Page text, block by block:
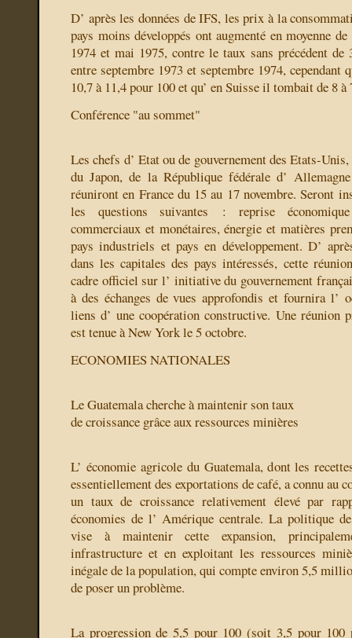
D’ après les données de IFS, les prix à la
pays moins développés ont augmenté en moyenne
1974 et mai 1975, contre le taux sans précédent de
entre septembre 1973 et septembre 1974, cependant
10,7 à 11,4 pour 100 et qu’ en Suisse il tombait de 8 à
Conférence "au sommet"
Les chefs d’ Etat ou de gouvernement des Etats-
du Japon, de la République fédérale d’
réuniront en France du 15 au 17 novembre. Seront
les questions suivantes : reprise
commerciaux et monétaires, énergie et matières
pays industriels et pays en développement. D’
dans les capitales des pays intéressés, cette
cadre officiel sur l’ initiative du gouvernement
à des échanges de vues approfondis et fournira l’
liens d’ une coopération constructive. Une réunion
est tenue à New York le 5 octobre.
ECONOMIES NATIONALES
Le Guatemala cherche à maintenir son taux
de croissance grâce aux ressources minières
L’ économie agricole du Guatemala, dont les
essentiellement des exportations de café, a connu au
un taux de croissance relativement élevé par
économies de l’ Amérique centrale. La politique
vise à maintenir cette expansion,
infrastructure et en exploitant les ressources
inégale de la population, qui compte environ 5,5
de poser un problème.
La progression de 5,5 pour 100 (soit 3,5 pour